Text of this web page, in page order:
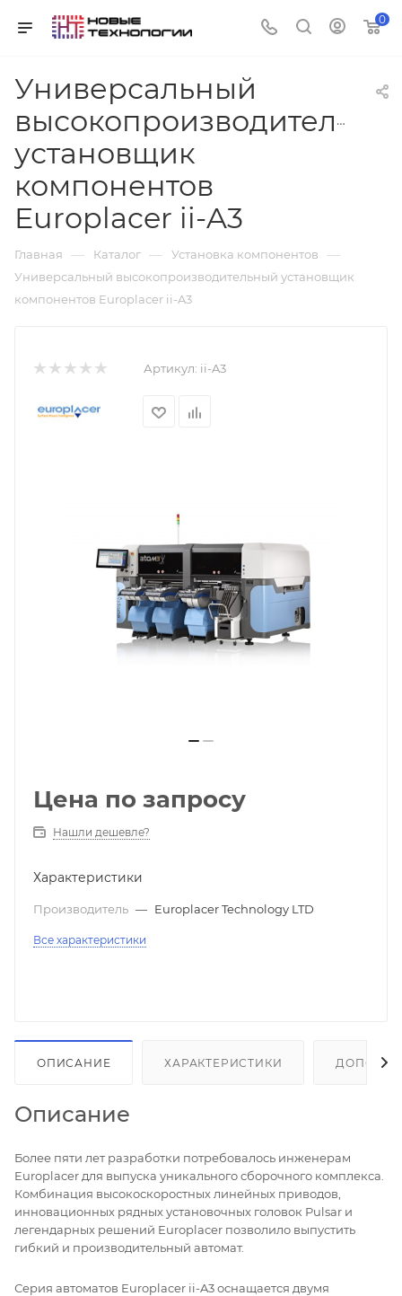
0
Универсальный
установщик
компонентов
Europlacer ii-A3
Главная — Каталог — Установка компонентов —
Универсальный высокопроизводительный установщик
компонентов Europlacer ii-A3
Артикул: ii-A3
Цена по запросу
Нашли дешевле?
Характеристики
Производитель — Europlacer Technology LTD
Все характеристики
ОПИСАНИЕ ХАРАКТЕРИСТИКИ
Описание
Более пяти лет разработки потребовалось инженерам
Europlacer для выпуска уникального сборочного комплекса.
Комбинация высокоскоростных линейных приводов,
инновационных рядных установочных головок Pulsar и
легендарных решений Europlacer позволило выпустить
гибкий и производительный автомат.
Серия автоматов Europlacer ii-A3 оснащается двумя